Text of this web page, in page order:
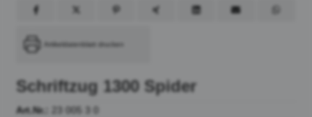
Artikeldatenblatt drucken
Schriftzug 1300 Spider
Art.Nr.: 23 005 3 0